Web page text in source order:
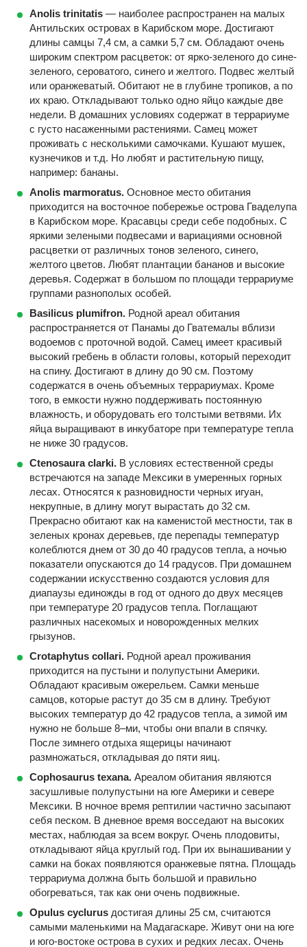
Anolis trinitatis — наиболее распространен на малых
Антильских островах в Карибском море. Достигают
длины самцы 7,4 см, а самки 5,7 см. Обладают очень
широким спектром расцветок: от ярко-зеленого до сине-
зеленого, сероватого, синего и желтого. Подвес желтый
или оранжеватый. Обитают не в глубине тропиков, а по
их краю. Откладывают только одно яйцо каждые две
недели. В домашних условиях содержат в террариуме
с густо насаженными растениями. Самец может
проживать с несколькими самочками. Кушают мушек,
кузнечиков и т.д. Но любят и растительную пищу,
например: бананы.
Anolis marmoratus. Основное место обитания
приходится на восточное побережье острова Гваделупа
в Карибском море. Красавцы среди себе подобных. С
яркими зелеными подвесами и вариациями основной
расцветки от различных тонов зеленого, синего,
желтого цветов. Любят плантации бананов и высокие
деревья. Содержат в большом по площади террариуме
группами разнополых особей.
Basilicus plumifron. Родной ареал обитания
распространяется от Панамы до Гватемалы вблизи
водоемов с проточной водой. Самец имеет красивый
высокий гребень в области головы, который переходит
на спину. Достигают в длину до 90 см. Поэтому
содержатся в очень объемных террариумах. Кроме
того, в емкости нужно поддерживать постоянную
влажность, и оборудовать его толстыми ветвями. Их
яйца выращивают в инкубаторе при температуре тепла
не ниже 30 градусов.
Ctenosaura clarki. В условиях естественной среды
встречаются на западе Мексики в умеренных горных
лесах. Относятся к разновидности черных игуан,
некрупные, в длину могут вырастать до 32 см.
Прекрасно обитают как на каменистой местности, так в
зеленых кронах деревьев, где перепады температур
колеблются днем от 30 до 40 градусов тепла, а ночью
показатели опускаются до 14 градусов. При домашнем
содержании искусственно создаются условия для
диапаузы единожды в год от одного до двух месяцев
при температуре 20 градусов тепла. Поглащают
различных насекомых и новорожденных мелких
грызунов.
Crotaphytus collari. Родной ареал проживания
приходится на пустыни и полупустыни Америки.
Обладают красивым ожерельем. Самки меньше
самцов, которые растут до 35 см в длину. Требуют
высоких температур до 42 градусов тепла, а зимой им
нужно не больше 8–ми, чтобы они впали в спячку.
После зимнего отдыха ящерицы начинают
размножаться, откладывая до пяти яиц.
Cophosaurus texana. Ареалом обитания являются
засушливые полупустыни на юге Америки и севере
Мексики. В ночное время рептилии частично засыпают
себя песком. В дневное время восседают на высоких
местах, наблюдая за всем вокруг. Очень плодовиты,
откладывают яйца круглый год. При их вынашивании у
самки на боках появляются оранжевые пятна. Площадь
террариума должна быть большой и правильно
обогреваться, так как они очень подвижные.
Opulus cyclurus достигая длины 25 см, считаются
самыми маленькими на Мадагаскаре. Живут они на юге
и юго-востоке острова в сухих и редких лесах. Очень